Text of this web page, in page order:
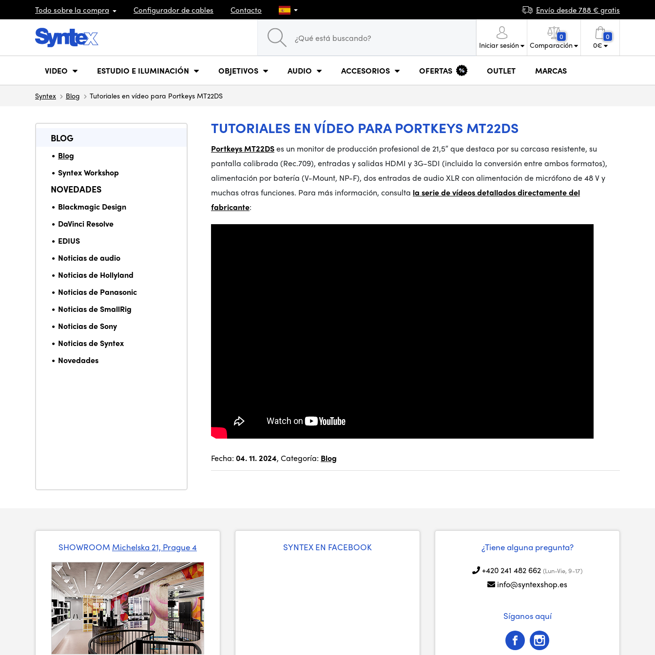
Todo sobre la compra Configurador de cables Contacto Envío desde 788 € gratis
Iniciar sesión
0
Comparación
0
0€
VIDEO ESTUDIO E ILUMINACIÓN OBJETIVOS AUDIO ACCESORIOS OFERTAS OUTLET MARCAS
Syntex Blog Tutoriales en vídeo para Portkeys MT22DS
TUTORIALES EN VÍDEO PARA PORTKEYS MT22DS
BLOG
Blog
Syntex Workshop
NOVEDADES
Blackmagic Design
DaVinci Resolve
EDIUS
Noticias de audio
Noticias de Hollyland
Noticias de Panasonic
Noticias de SmallRig
Noticias de Sony
Noticias de Syntex
Novedades
Portkeys MT22DSes un monitor de producción profesional de 21,5″ que destaca por su carcasa resistente, su
pantalla calibrada (Rec.709), entradas y salidas HDMI y 3G-SDI (incluida la conversión entre ambos formatos),
alimentación por batería (V-Mount, NP-F), dos entradas de audio XLR con alimentación de micrófono de 48 V y
muchas otras funciones. Para más información, consulta la serie de vídeos detallados directamente del
fabricante:
Fecha: 04. 11. 2024, Categoría: Blog
SHOWROOM Michelska 21, Prague 4 SYNTEX EN FACEBOOK ¿Tiene alguna pregunta?
+420 241 482 662 (Lun-Vie, 9-17)
info@syntexshop.es
Síganos aquí